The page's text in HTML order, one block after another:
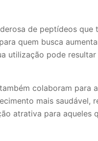
de peptídeos
quem busca
utilização pode
colaboram para
mais saudável,
atrativa para aqueles